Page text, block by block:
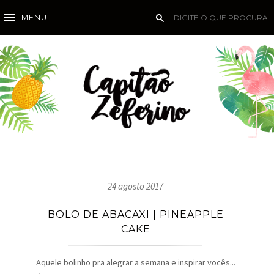
MENU
24 agosto 2017
BOLO DE ABACAXI | PINEAPPLE
CAKE
Aquele bolinho pra alegrar a semana e inspirar vocês...